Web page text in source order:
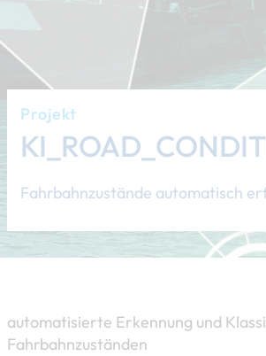
Projekt
Fahrbahnzustände automatisch
automatisierte Erkennung und
Fahrbahnzuständen